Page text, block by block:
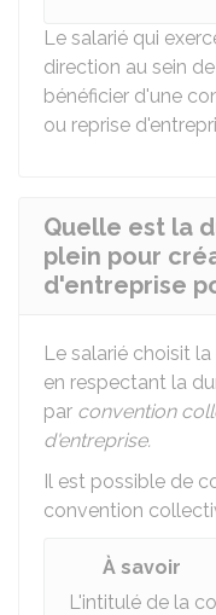
Le salarié qui
direction au sein
bénéficier d'une
ou reprise
Quelle est la
plein pour
d'entreprise
Le salarié choisit
en respectant la
par convention
d'entreprise.
Il est possible de
convention
À savoir
L'intitulé de la